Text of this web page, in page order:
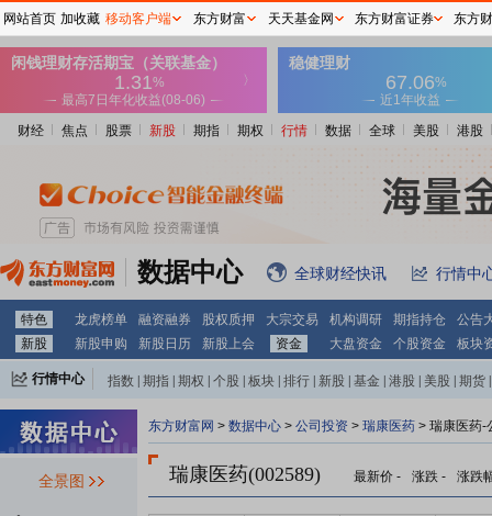
财经 焦点 股票 新股 期指 期权 行情 数据 全球 美股 港股
数据中心 全球财经快讯 行情中
特色 龙虎榜单 融资融券 股权质押 大宗交易 机构调研 期指持仓
公告
新股
新股申购 新股日历 新股上会 资金 大盘资金 个股资金 板块
行情中心 指数 期指 期权 个股 板块 排行 新股 基金 港股 美股 期货
全景图
东方财富网 > 数据中心 > 公司投资 > 瑞康医药 > 瑞康医药-
瑞康医药(002589) 最新价 - 涨跌 - 涨跌
网站首页 加收藏 移动客户端 东方财富 天天基金网 东方财富证券 东方